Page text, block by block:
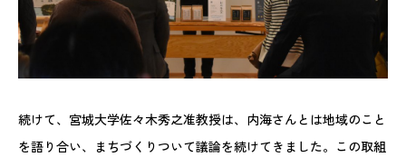
続けて、宮城大学佐々木秀之准教授は、内海さんとは地域のこと
を語り合い、まちづくりついて議論を続けてきました。この取組